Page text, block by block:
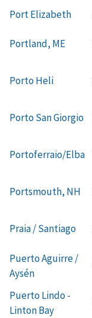
Port Elizabeth
Portland, ME
Porto Heli
Porto San Giorgio
Portoferraio/Elba
Portsmouth, NH
Praia / Santiago
Puerto Aguirre /
Aysén
Puerto Lindo -
Linton Bay